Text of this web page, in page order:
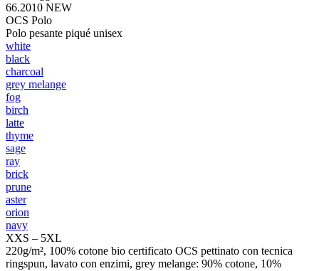
66.2010 NEW
OCS Polo
Polo pesante piqué unisex
white
black
charcoal
grey melange
fog
birch
latte
thyme
sage
ray
brick
prune
aster
orion
navy
XXS – 5XL
220g/m², 100% cotone bio certificato OCS pettinato con tecnica
ringspun, lavato con enzimi, grey melange: 90% cotone, 10%